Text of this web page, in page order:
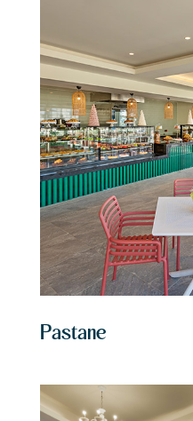
Pastane